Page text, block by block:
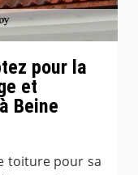
pour la
et
Beine
toiture pour sa